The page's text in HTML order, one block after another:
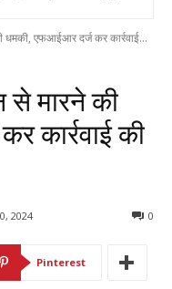
धमकी, एफआईआर दर्ज कर कार्रवाई...
से मारने की
कार्रवाई की
2024 0
Pinterest